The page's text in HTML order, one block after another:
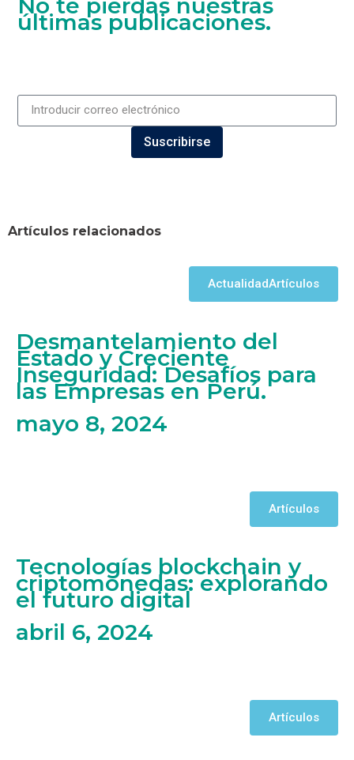
últimas publicaciones.
Suscribirse
Artículos relacionados
ActualidadArtículos
Desmantelamiento del
Estado y Creciente
Inseguridad: Desafíos para
las Empresas en Perú.
mayo 8, 2024
Artículos
Tecnologías blockchain y
criptomonedas: explorando
el futuro digital
abril 6, 2024
Artículos